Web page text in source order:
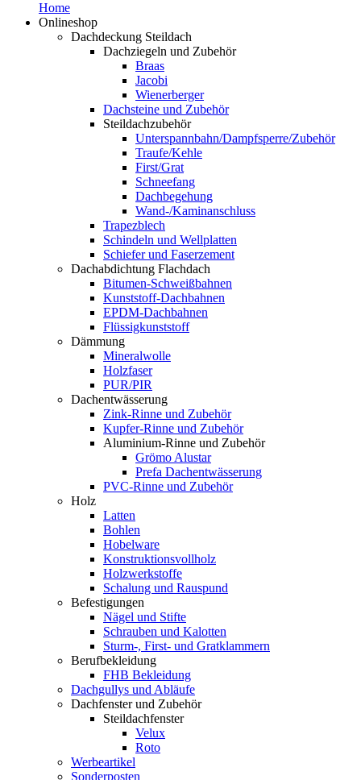
Home
Onlineshop
Dachdeckung Steildach
Dachziegeln und Zubehör
Braas
Jacobi
Wienerberger
Dachsteine und Zubehör
Steildachzubehör
Unterspannbahn/Dampfsperre/Zubehör
Traufe/Kehle
First/Grat
Schneefang
Dachbegehung
Wand-/Kaminanschluss
Trapezblech
Schindeln und Wellplatten
Schiefer und Faserzement
Dachabdichtung Flachdach
Bitumen-Schweißbahnen
Kunststoff-Dachbahnen
EPDM-Dachbahnen
Flüssigkunststoff
Dämmung
Mineralwolle
Holzfaser
PUR/PIR
Dachentwässerung
Zink-Rinne und Zubehör
Kupfer-Rinne und Zubehör
Aluminium-Rinne und Zubehör
Grömo Alustar
Prefa Dachentwässerung
PVC-Rinne und Zubehör
Holz
Latten
Bohlen
Hobelware
Konstruktionsvollholz
Holzwerkstoffe
Schalung und Rauspund
Befestigungen
Nägel und Stifte
Schrauben und Kalotten
Sturm-, First- und Gratklammern
Berufbekleidung
FHB Bekleidung
Dachgullys und Abläufe
Dachfenster und Zubehör
Steildachfenster
Velux
Roto
Werbeartikel
Sonderposten